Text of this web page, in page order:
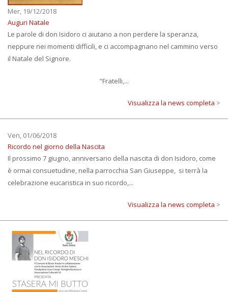
Mer, 19/12/2018
Auguri Natale
Le parole di don Isidoro ci aiutano a non perdere la speranza,
neppure nei momenti difficili, e ci accompagnano nel cammino verso
il Natale del Signore.
"Fratelli,...
Visualizza la news completa >
Ven, 01/06/2018
Ricordo nel giorno della Nascita
Il prossimo 7 giugno, anniversario della nascita di don Isidoro, come
è ormai consuetudine, nella parrocchia San Giuseppe, si terrà la
celebrazione eucaristica in suo ricordo,...
Visualizza la news completa >